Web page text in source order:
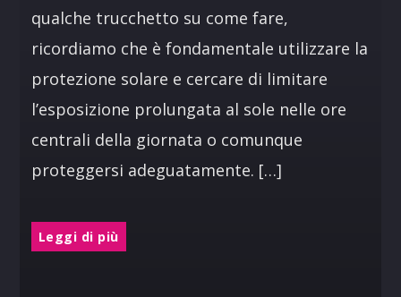
qualche trucchetto su come fare,
ricordiamo che è fondamentale utilizzare la
protezione solare e cercare di limitare
l’esposizione prolungata al sole nelle ore
centrali della giornata o comunque
proteggersi adeguatamente. […]
Leggi di più